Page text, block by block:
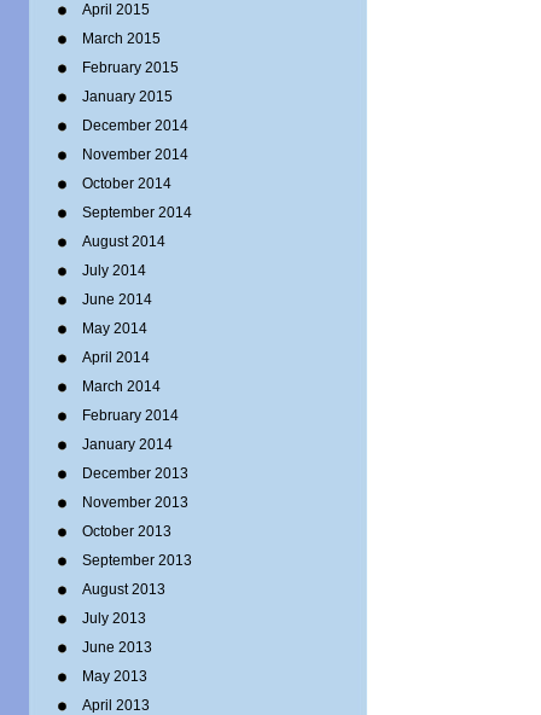
April 2015
March 2015
February 2015
January 2015
December 2014
November 2014
October 2014
September 2014
August 2014
July 2014
June 2014
May 2014
April 2014
March 2014
February 2014
January 2014
December 2013
November 2013
October 2013
September 2013
August 2013
July 2013
June 2013
May 2013
April 2013